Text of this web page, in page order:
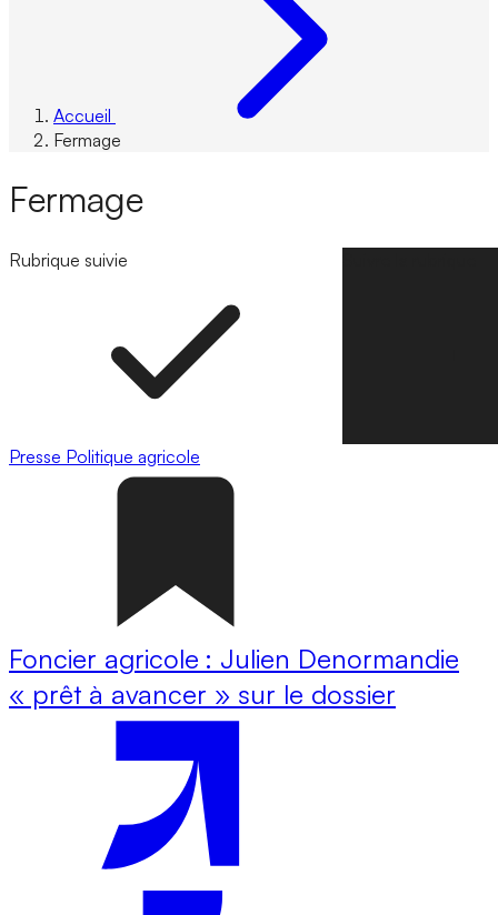
Accueil
Fermage
Fermage
Rubrique suivie
Presse Politique agricole
Foncier agricole : Julien Denormandie
« prêt à avancer » sur le dossier